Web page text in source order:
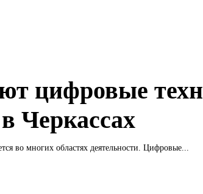
цифровые
Черкассах
во многих областях деятельности. Цифровые...